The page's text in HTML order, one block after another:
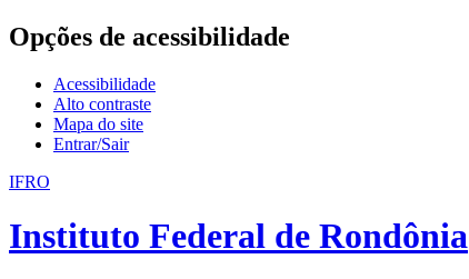
Opções de acessibilidade
Acessibilidade
Alto contraste
Mapa do site
Entrar/Sair
IFRO
Instituto Federal de Rondônia